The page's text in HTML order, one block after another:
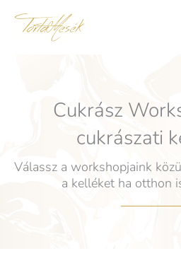
Skip
Cukrász
cukrászati
Válassz a workshopjaink
a kelléket ha otthon